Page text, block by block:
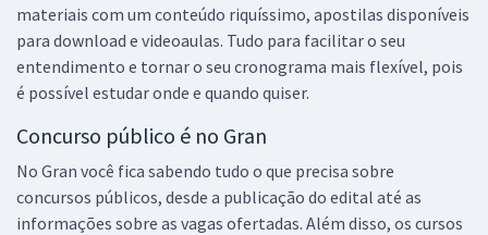
materiais com um conteúdo riquíssimo, apostilas disponíveis
para download e videoaulas. Tudo para facilitar o seu
entendimento e tornar o seu cronograma mais flexível, pois
é possível estudar onde e quando quiser.
Concurso público é no Gran
No Gran você fica sabendo tudo o que precisa sobre
concursos públicos, desde a publicação do edital até as
informações sobre as vagas ofertadas. Além disso, os cursos